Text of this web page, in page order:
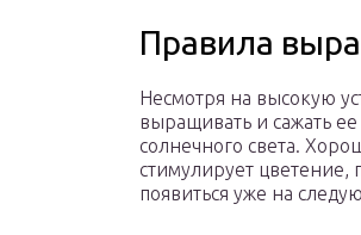
Правила
Несмотря на высокую
выращивать и сажать
солнечного света.
стимулирует цветение,
появиться уже на